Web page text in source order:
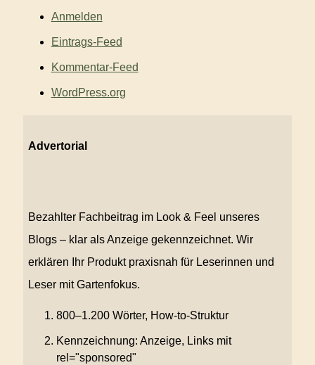
Anmelden
Eintrags-Feed
Kommentar-Feed
WordPress.org
Advertorial
Bezahlter Fachbeitrag im Look & Feel unseres
Blogs – klar als Anzeige gekennzeichnet. Wir
erklären Ihr Produkt praxisnah für Leserinnen und
Leser mit Gartenfokus.
800–1.200 Wörter, How-to-Struktur
Kennzeichnung: Anzeige, Links mit
rel="sponsored"